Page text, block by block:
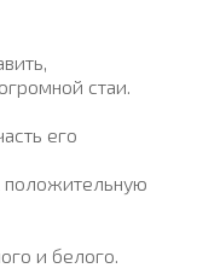
стаи.
его
положительную
и белого.